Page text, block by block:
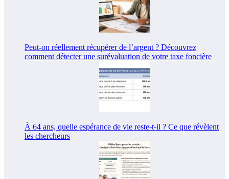
Peut-on réellement récupérer de l’argent ? Découvrez
comment détecter une surévaluation de votre taxe foncière
À 64 ans, quelle espérance de vie reste-t-il ? Ce que révèlent
les chercheurs